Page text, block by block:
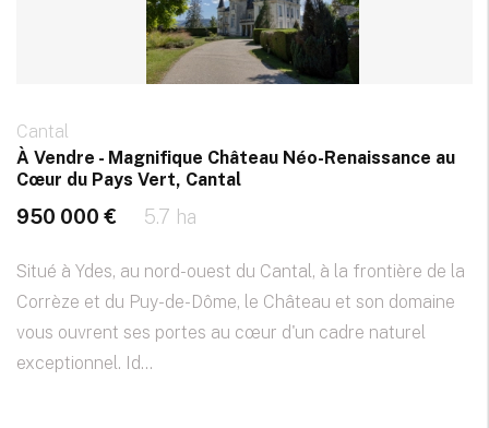
Cantal
À Vendre - Magnifique Château Néo-Renaissance au
Cœur du Pays Vert, Cantal
950 000 € 5.7 ha
Situé à Ydes, au nord-ouest du Cantal, à la frontière de la
Corrèze et du Puy-de-Dôme, le Château et son domaine
vous ouvrent ses portes au cœur d'un cadre naturel
exceptionnel. Id...